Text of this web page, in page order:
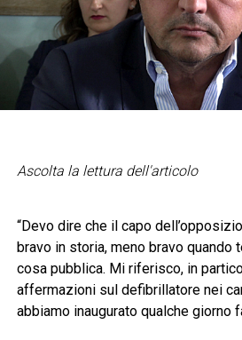
Ascolta la lettura dell'articolo
“Devo dire che il capo
bravo in storia, meno bravo quando
cosa pubblica. Mi riferisco, in
affermazioni sul defibrillatore nei
abbiamo inaugurato qualche giorno